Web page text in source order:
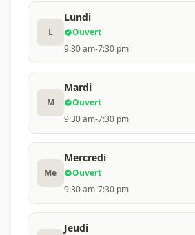
L
Lundi
Ouvert
9:30 am-7:30 pm
M
Mardi
Ouvert
9:30 am-7:30 pm
Me
Mercredi
Ouvert
9:30 am-7:30 pm
Jeudi